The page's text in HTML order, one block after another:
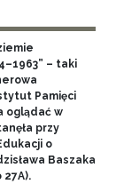
– taki
Pamięci
oglądać w
przy
o
Baszaka
27A).